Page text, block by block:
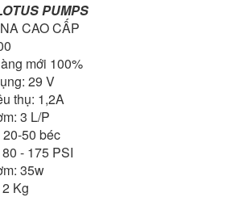
PUMPS
CAO CẤP
mới 100%
29 V
thụ: 1,2A
3 L/P
50 béc
- 175 PSI
35w
Kg